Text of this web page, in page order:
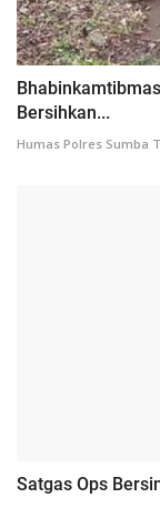
Bersihkan...
Humas Polres Sumba
Satgas Ops